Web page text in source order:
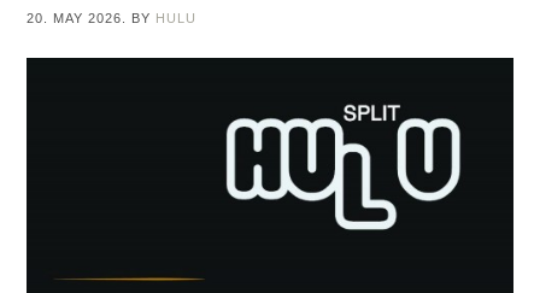
20. MAY 2026. BY HULU